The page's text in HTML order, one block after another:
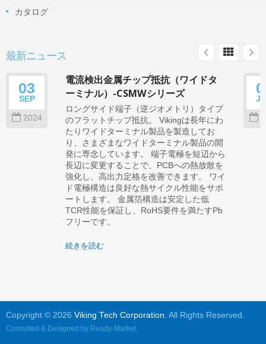
カタログ
最新ニュース
03
SEP
2024
電流検出金属チップ抵抗（ワイドタ
ーミナル）-CSMWシリーズ
ロングサイド端子（逆ジオメトリ）タイプ
のフラットチップ抵抗。 Vikingは長年にわ
たりワイドターミナル製品を製造してお
り、さまざまなワイドターミナル製品の開
発に専念しています。 端子電極を短辺から
長辺に変更することで、PCBへの熱放散を
強化し、高出力定格を改善できます。 ワイ
ド電極構造は良好な熱サイクル性能をサポ
ートします。 金属箔構造は安定した低
TCR性能を保証し、RoHS要件を満たすPb
フリーです。
続きを読む
Copyright © 2026 Viking Tech Corporation. All Rights Reserved.
Consulted & Designed by Ready-Market.